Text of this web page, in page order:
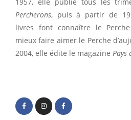
Percherons, puis à partir de
livres font connaître le
mieux faire aimer le Perche
2004, elle édite le magazine Pays
c
e
b
o
s
t
a
g
c
e
b
o